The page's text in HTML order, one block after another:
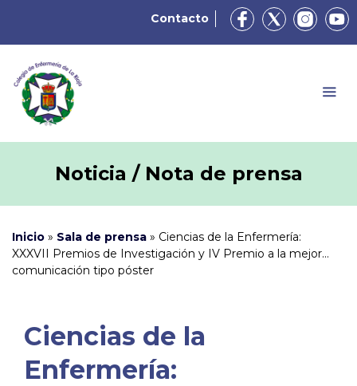
Contacto
Noticia / Nota de prensa
Inicio » Sala de prensa » Ciencias de la Enfermería:
XXXVII Premios de Investigación y IV Premio a la mejor
comunicación tipo póster
Ciencias de la
Enfermería: